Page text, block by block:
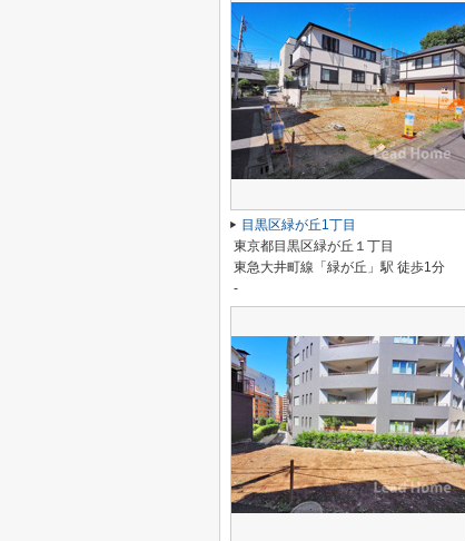
目黒区緑が丘1丁目
東京都目黒区緑が丘１丁目
東急大井町線「緑が丘」駅 徒歩1分
-